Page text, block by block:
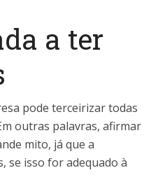
a ter
pode terceirizar todas
outras palavras, afirmar
mito, já que a
se isso for adequado à